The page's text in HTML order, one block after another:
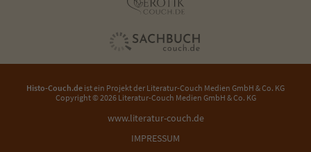
Histo-Couch.de ist ein Projekt der Literatur-Couch Medien GmbH & Co. KG
Copyright © 2026 Literatur-Couch Medien GmbH & Co. KG
www.literatur-couch.de
IMPRESSUM